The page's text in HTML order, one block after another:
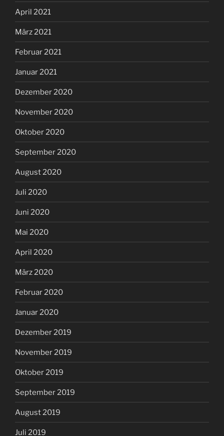
April 2021
März 2021
Februar 2021
Januar 2021
Dezember 2020
November 2020
Oktober 2020
September 2020
August 2020
Juli 2020
Juni 2020
Mai 2020
April 2020
März 2020
Februar 2020
Januar 2020
Dezember 2019
November 2019
Oktober 2019
September 2019
August 2019
Juli 2019